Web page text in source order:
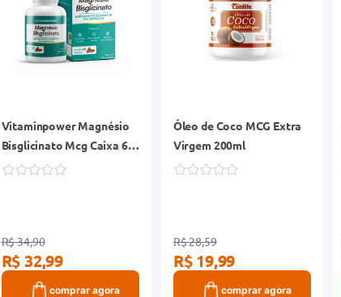
Vitaminpower Magnésio
Bisglicinato Mcg Caixa 60
Cápsulas
R$ 34,90
R$ 32,99
comprar agora
Óleo de Coco MCG Extra
Virgem 200ml
R$ 28,59
R$ 19,99
comprar agora